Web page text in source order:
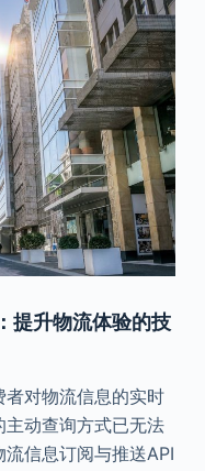
提升物流体验的技
对物流信息的实时
动查询方式已无法
信息订阅与推送API